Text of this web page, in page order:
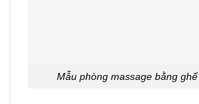
Mẫu phòng massage bằng